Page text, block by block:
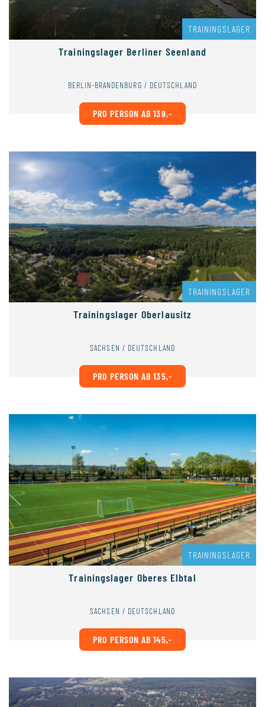
TRAININGSLAGER
Trainingslager Berliner Seenland
BERLIN-BRANDENBURG / DEUTSCHLAND
PRO PERSON AB 139,-
TRAININGSLAGER
Trainingslager Oberlausitz
SACHSEN / DEUTSCHLAND
PRO PERSON AB 135,-
TRAININGSLAGER
Trainingslager Oberes Elbtal
SACHSEN / DEUTSCHLAND
PRO PERSON AB 145,-